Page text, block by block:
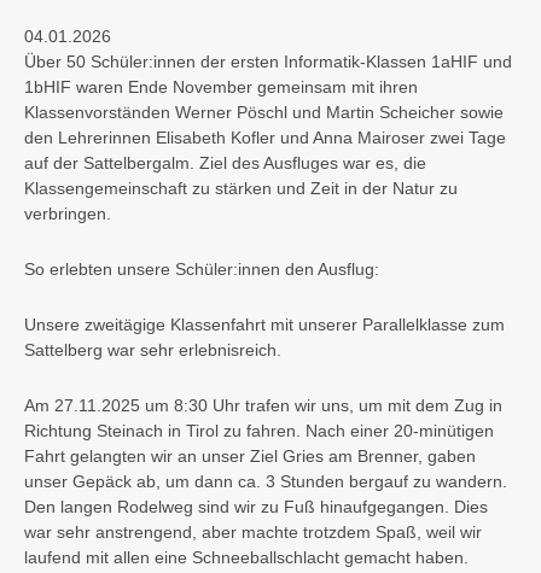
04.01.2026
Über 50 Schüler:innen der ersten Informatik-Klassen 1aHIF und
1bHIF waren Ende November gemeinsam mit ihren
Klassenvorständen Werner Pöschl und Martin Scheicher sowie
den Lehrerinnen Elisabeth Kofler und Anna Mairoser zwei Tage
auf der Sattelbergalm. Ziel des Ausfluges war es, die
Klassengemeinschaft zu stärken und Zeit in der Natur zu
verbringen.
So erlebten unsere Schüler:innen den Ausflug:
Unsere zweitägige Klassenfahrt mit unserer Parallelklasse zum
Sattelberg war sehr erlebnisreich.
Am 27.11.2025 um 8:30 Uhr trafen wir uns, um mit dem Zug in
Richtung Steinach in Tirol zu fahren. Nach einer 20-minütigen
Fahrt gelangten wir an unser Ziel Gries am Brenner, gaben
unser Gepäck ab, um dann ca. 3 Stunden bergauf zu wandern.
Den langen Rodelweg sind wir zu Fuß hinaufgegangen. Dies
war sehr anstrengend, aber machte trotzdem Spaß, weil wir
laufend mit allen eine Schneeballschlacht gemacht haben.